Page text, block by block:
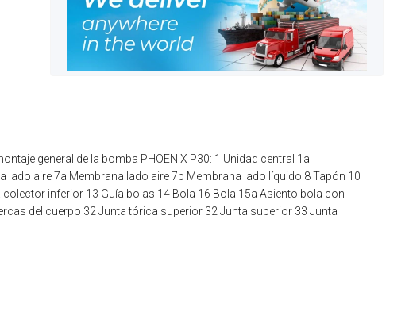
general de la bomba PHOENIX P30: 1 Unidad central 1a
lado aire 7a Membrana lado aire 7b Membrana lado líquido 8 Tapón 10
inferior 13 Guía bolas 14 Bola 16 Bola 15a Asiento bola con
del cuerpo 32 Junta tórica superior 32 Junta superior 33 Junta